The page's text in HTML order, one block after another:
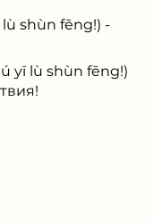
lù shùn fēng!) -
yī lù shùn fēng!)